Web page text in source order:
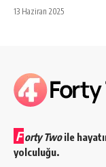
13 Haziran 2025
F orty Twoile
yolculuğu.